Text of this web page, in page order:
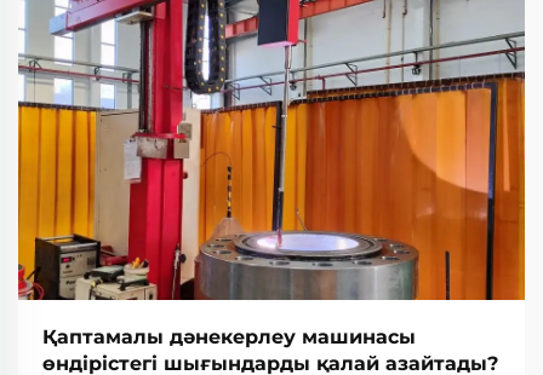
Қаптамалы дәнекерлеу машинасы
өндірістегі шығындарды қалай азайтады?